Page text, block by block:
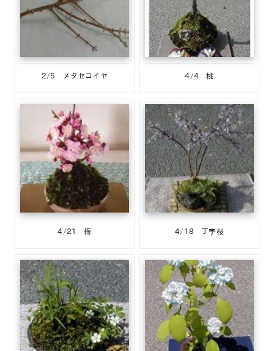
2/5 メタセコイヤ 4/4 桃
4/21 梅 4/18 丁字桜